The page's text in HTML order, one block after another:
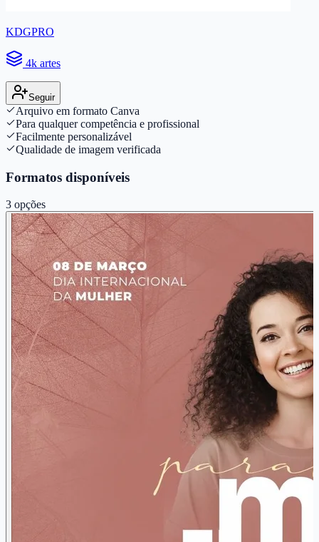
KDGPRO
4k artes
Seguir
Arquivo em formato Canva
Para qualquer competência e profissional
Facilmente personalizável
Qualidade de imagem verificada
Formatos disponíveis
3 opções